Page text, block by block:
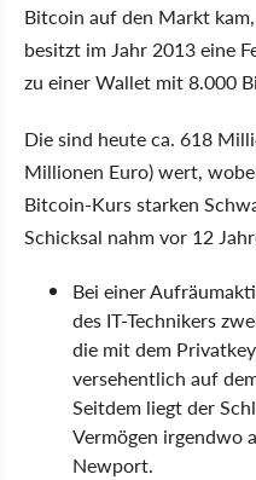
Bitcoin auf den Markt
besitzt im Jahr 2013 eine
zu einer Wallet mit 8.000
Die sind heute ca. 618
Millionen Euro) wert,
Bitcoin-Kurs starken
Schicksal nahm vor 12
Bei einer
des IT-Technikers
die mit dem
versehentlich auf
Seitdem liegt der
Vermögen irgendwo
Newport.